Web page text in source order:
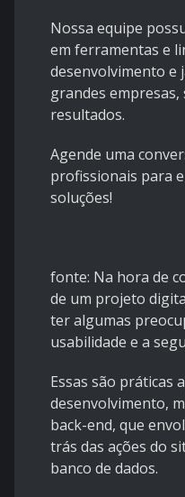
Nossa equipe
em ferramentas e
desenvolvimento e
grandes
resultados.
Agende uma
profissionais para
soluções!
fonte: Na hora de
de um projeto
ter algumas
usabilidade e a
Essas são práticas
desenvolvimento,
back-end, que
trás das ações do
banco de dados.